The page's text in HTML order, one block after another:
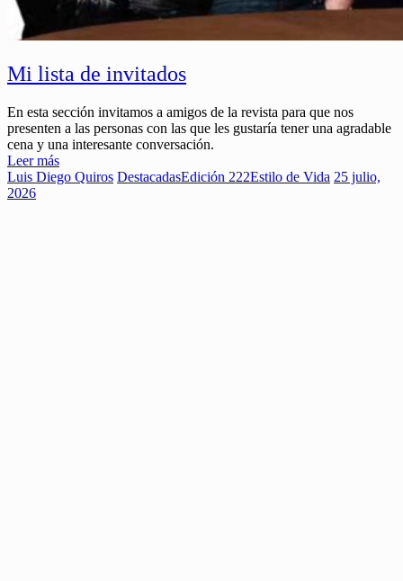
Mi lista de invitados
En esta sección invitamos a amigos de la revista para que nos
presenten a las personas con las que les gustaría tener una agradable
cena y una interesante conversación.
Leer más
Luis Diego Quiros DestacadasEdición 222Estilo de Vida 25 julio,
2026